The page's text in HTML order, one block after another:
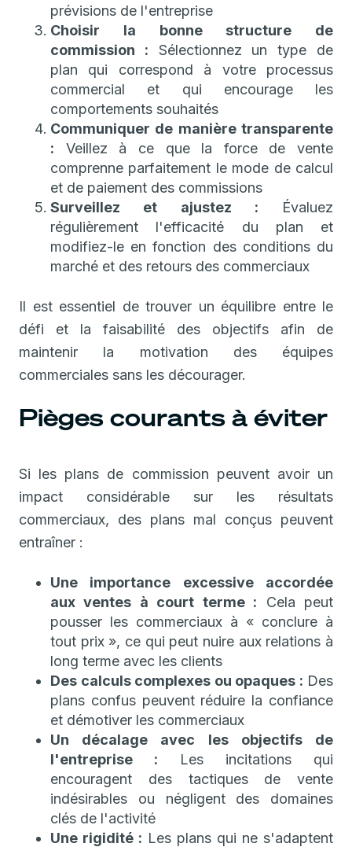
prévisions de l'entreprise
Choisir la bonne structure de
commission : Sélectionnez un type de
plan qui correspond à votre processus
commercial et qui encourage les
comportements souhaités
Communiquer de manière transparente
: Veillez à ce que la force de vente
comprenne parfaitement le mode de calcul
et de paiement des commissions
Surveillez et ajustez : Évaluez
régulièrement l'efficacité du plan et
modifiez-le en fonction des conditions du
marché et des retours des commerciaux
Il est essentiel de trouver un équilibre entre le
défi et la faisabilité des objectifs afin de
maintenir la motivation des équipes
commerciales sans les décourager.
Pièges courants à éviter
Si les plans de commission peuvent avoir un
impact considérable sur les résultats
commerciaux, des plans mal conçus peuvent
entraîner :
Une importance excessive accordée
aux ventes à court terme : Cela peut
pousser les commerciaux à « conclure à
tout prix », ce qui peut nuire aux relations à
long terme avec les clients
Des calculs complexes ou opaques : Des
plans confus peuvent réduire la confiance
et démotiver les commerciaux
Un décalage avec les objectifs de
l'entreprise : Les incitations qui
encouragent des tactiques de vente
indésirables ou négligent des domaines
clés de l'activité
Une rigidité : Les plans qui ne s'adaptent